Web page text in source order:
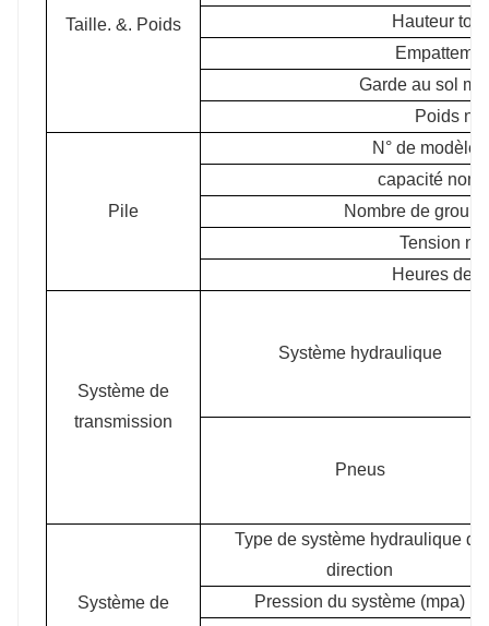
Taille. &. Poids
Hauteur
Garde au sol
Poids
Pile
N° de modèle
capacité
Nombre de
Tension
Heures de
Système de
transmission
Système hydraulique
Pneus
Système de
Type de système hydraulique de
direction
Pression du système (mpa)